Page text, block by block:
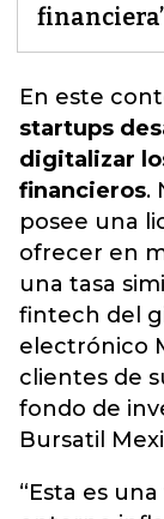
En este
startups
digitalizar
financieros.
posee una
ofrecer en
una tasa
fintech del
electrónico
clientes de
fondo de
Bursatil
“Esta es